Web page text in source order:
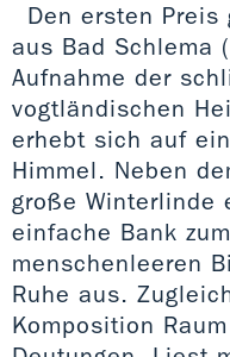
Den ersten
aus Bad Schlema
Aufnahme der
vogtländischen
erhebt sich auf
Himmel. Neben
große Winterlinde
einfache Bank
menschenleeren
Ruhe aus.
Komposition